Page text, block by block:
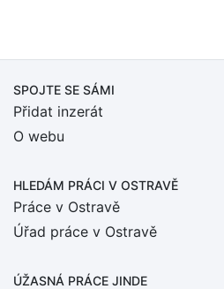
SPOJTE SE SÁMI
Přidat inzerát
O webu
HLEDÁM PRÁCI V OSTRAVĚ
Práce v Ostravě
Úřad práce v Ostravě
ÚŽASNÁ PRÁCE JINDE